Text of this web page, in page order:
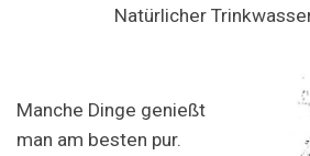
Natürlicher
Manche Dinge genießt
man am besten pur.